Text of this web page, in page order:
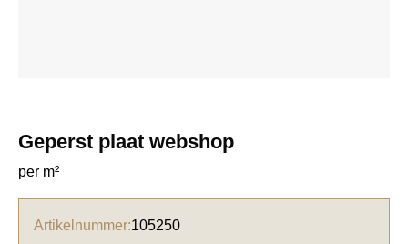
Geperst plaat webshop
per m²
Artikelnummer:105250